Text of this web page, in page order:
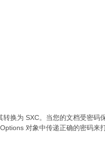
换为 SXC。当您的文档受密码
对象中传递正确的密码来